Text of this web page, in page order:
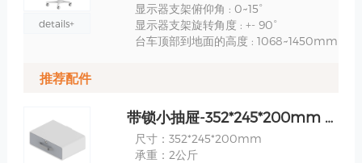
details+
显示器支架俯仰角 : 0~15°
显示器支架旋转角度 : +- 90°
台车顶部到地面的高度 : 1068~1450mm
推荐配件
带锁小抽屉-352*245*200mm 规格
尺寸：352*245*200mm
承重：2公斤